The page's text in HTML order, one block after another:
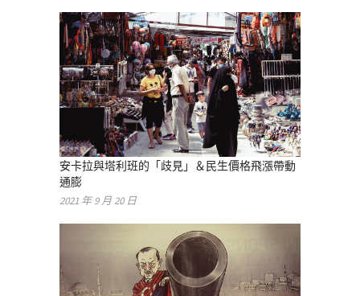
安卡拉與塔利班的「歧見」＆民生價格飛漲帶動
通膨
2021 年 9 月 20 日